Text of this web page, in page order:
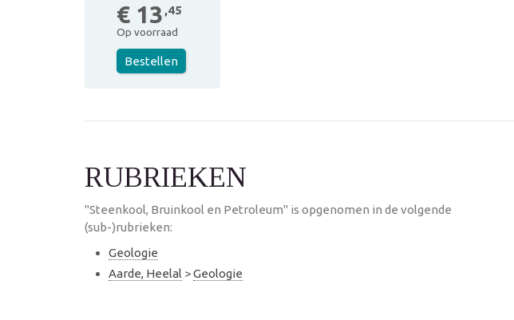
€ 13 ,45
Op voorraad
Bestellen
RUBRIEKEN
"Steenkool, Bruinkool en Petroleum" is opgenomen in de volgende
(sub-)rubrieken:
Geologie
Aarde, Heelal >Geologie